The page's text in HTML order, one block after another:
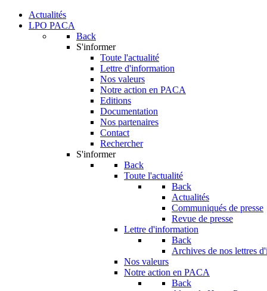
Actualités
LPO PACA
Back
S'informer
Toute l'actualité
Lettre d'information
Nos valeurs
Notre action en PACA
Editions
Documentation
Nos partenaires
Contact
Rechercher
S'informer
Back
Toute l'actualité
Back
Actualités
Communiqués de presse
Revue de presse
Lettre d'information
Back
Archives de nos lettres
Nos valeurs
Notre action en PACA
Back